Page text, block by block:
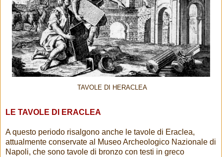
TAVOLE DI HERACLEA
LE TAVOLE DI ERACLEA
A questo periodo risalgono anche le tavole di Eraclea,
attualmente conservate al Museo Archeologico Nazionale di
Napoli, che sono tavole di bronzo con testi in greco